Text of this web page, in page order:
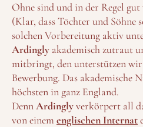
Ohne sind und in der Regel
(Klar, dass Töchter und Söhne
solchen Vorbereitung aktiv
Ardingly akademisch zutraut
mitbringt, den unterstützen wir
Bewerbung. Das akademische
höchsten in ganz England.
DennArdinglyverkörpert all
von einem englischen Internat